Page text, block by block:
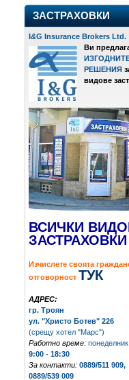
ЗАСТРАХОВКИ
I&G Insurance Brokers Ltd.
Ви
РЕШЕНИЯ
видове
ВСИЧКИ
ЗАСТРАХОВКИ
Изчислете своята
отговорност ТУК
АДРЕС:
гр. Троян
ул. "Христо Ботев" 226
(срещу хотел "Марс")
Работно време:
9:00 - 18:30
За контакти: 0889/511 909,
0889/539 009